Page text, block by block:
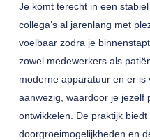
Je komt terecht in een
collega’s al jarenlang met
voelbaar zodra je
zowel medewerkers als
moderne apparatuur en er is
aanwezig, waardoor je jezelf
ontwikkelen. De praktijk
doorgroeimogelijkheden en